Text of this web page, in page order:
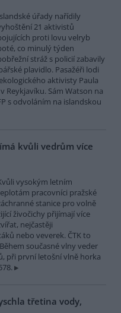
úřady nařídily
21 aktivistů
proti lovu velryb
co minulý týden
stráž s policií zabavily
plavidlo. Pasažéři lodi
aktivisty Paula
Reykjavíku. Sám Watson na
s odvoláním na islandskou
kvůli vedrům více
vysokým letním
pracovníci pražské
stanice pro volně
živočichy přijímají více
nejčastěji
nebo veverek. ČTK to
současné vlny veder
při první letošní vlně horka
třetina vody,